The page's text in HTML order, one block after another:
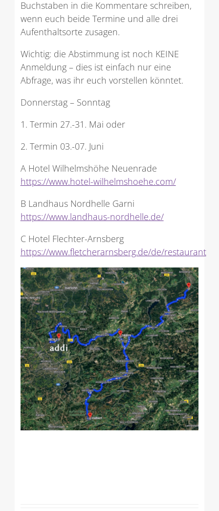
Buchstaben in die Kommentare schreiben,
wenn euch beide Termine und alle drei
Aufenthaltsorte zusagen.
Wichtig: die Abstimmung ist noch KEINE
Anmeldung – dies ist einfach nur eine
Abfrage, was ihr euch vorstellen könntet.
Donnerstag – Sonntag
1. Termin 27.-31. Mai oder
2. Termin 03.-07. Juni
A Hotel Wilhelmshöhe Neuenrade
https://www.hotel-wilhelmshoehe.com/
B Landhaus Nordhelle Garni
https://www.landhaus-nordhelle.de/
C Hotel Flechter-Arnsberg
https://www.fletcherarnsberg.de/de/restaurant